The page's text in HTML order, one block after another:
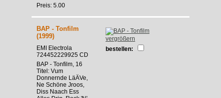
Preis: 5.00
BAP - Tonfilm
(1999)
EMI Electrola
724452229925 CD
BAP - Tonfilm, 16
Titel: Vum
Donnernde LäÄVe,
Ne Schöne Jroos,
Diss Naach Ess
vergrößern
bestellen: